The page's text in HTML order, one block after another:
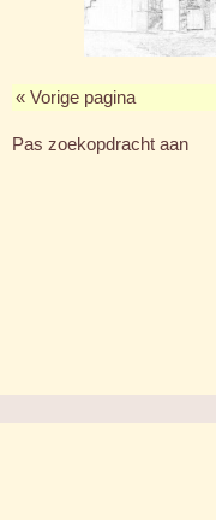
« Vorige pagina
Pas zoekopdracht aan